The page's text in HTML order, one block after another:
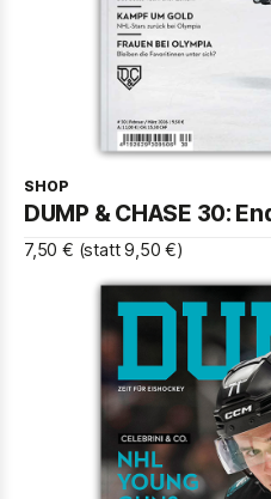
SHOP
DUMP & CHASE 30:
7,50 € (statt 9,50 €)